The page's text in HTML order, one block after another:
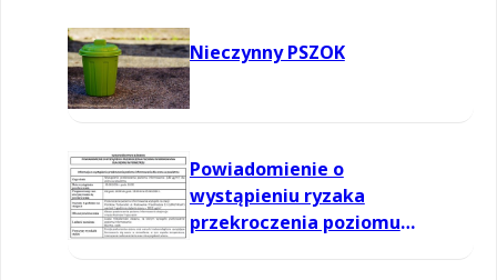
Nieczynny PSZOK
Powiadomienie o
wystąpieniu ryzaka
przekroczenia poziomu